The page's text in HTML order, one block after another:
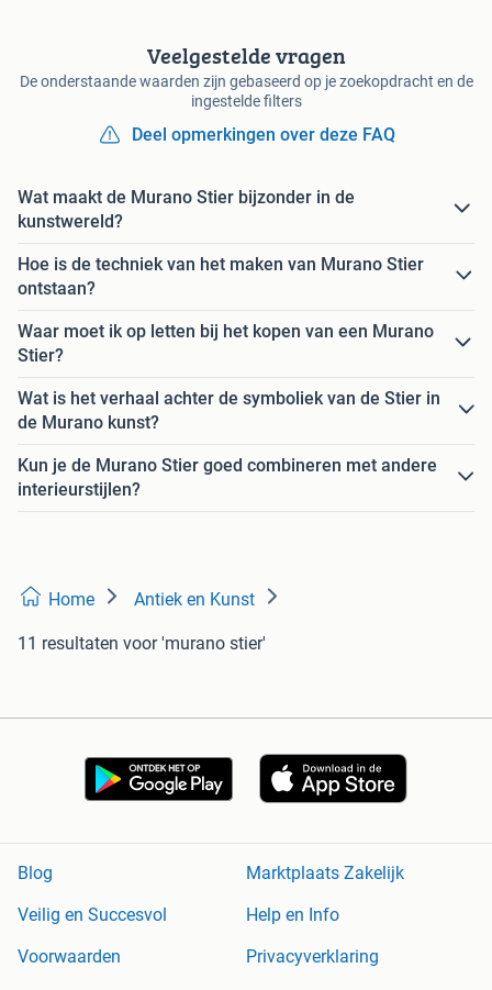
Veelgestelde vragen
De onderstaande waarden zijn gebaseerd op je zoekopdracht en de
ingestelde filters
Deel opmerkingen over deze FAQ
Wat maakt de Murano Stier bijzonder in de
kunstwereld?
Hoe is de techniek van het maken van Murano Stier
ontstaan?
Waar moet ik op letten bij het kopen van een Murano
Stier?
Wat is het verhaal achter de symboliek van de Stier in
de Murano kunst?
Kun je de Murano Stier goed combineren met andere
interieurstijlen?
Home Antiek en Kunst
11 resultaten voor 'murano stier'
Blog
Marktplaats Zakelijk
Veilig en Succesvol
Help en Info
Voorwaarden
Privacyverklaring